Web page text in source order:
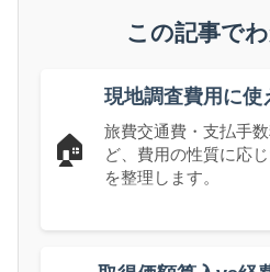
この記事で
🏠
現地調査費用に使
旅費交通費・支払手
ど、費用の性質に応
を整理します。